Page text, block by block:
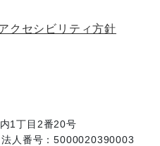
クセシビリティ方針
1丁目2番20号
法人番号：5000020390003